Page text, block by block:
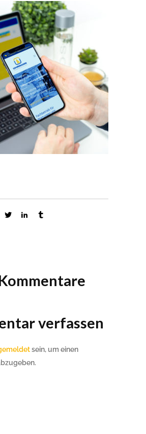
verfassen
sein, um einen